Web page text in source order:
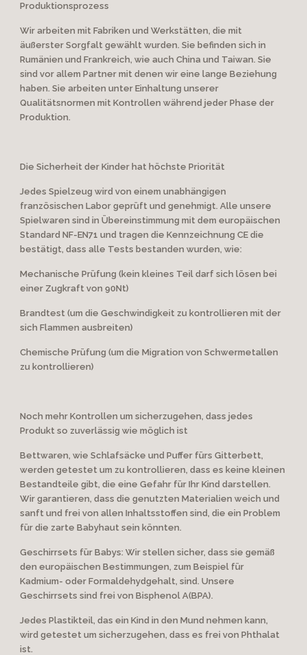
Produktionsprozess
Wir arbeiten mit Fabriken und Werkstätten, die mit
äußerster Sorgfalt gewählt wurden. Sie befinden sich in
Rumänien und Frankreich, wie auch China und Taiwan. Sie
sind vor allem Partner mit denen wir eine lange Beziehung
haben. Sie arbeiten unter Einhaltung unserer
Qualitätsnormen mit Kontrollen während jeder Phase der
Produktion.
Die Sicherheit der Kinder hat höchste Priorität
Jedes Spielzeug wird von einem unabhängigen
französischen Labor geprüft und genehmigt. Alle unsere
Spielwaren sind in Übereinstimmung mit dem europäischen
Standard NF-EN71 und tragen die Kennzeichnung CE die
bestätigt, dass alle Tests bestanden wurden, wie:
Mechanische Prüfung (kein kleines Teil darf sich lösen bei
einer Zugkraft von 90Nt)
Brandtest (um die Geschwindigkeit zu kontrollieren mit der
sich Flammen ausbreiten)
Chemische Prüfung (um die Migration von Schwermetallen
zu kontrollieren)
Noch mehr Kontrollen um sicherzugehen, dass jedes
Produkt so zuverlässig wie möglich ist
Bettwaren, wie Schlafsäcke und Puffer fürs Gitterbett,
werden getestet um zu kontrollieren, dass es keine kleinen
Bestandteile gibt, die eine Gefahr für Ihr Kind darstellen.
Wir garantieren, dass die genutzten Materialien weich und
sanft und frei von allen Inhaltsstoffen sind, die ein Problem
für die zarte Babyhaut sein könnten.
Geschirrsets für Babys: Wir stellen sicher, dass sie gemäß
den europäischen Bestimmungen, zum Beispiel für
Kadmium- oder Formaldehydgehalt, sind. Unsere
Geschirrsets sind frei von Bisphenol A(BPA).
Jedes Plastikteil, das ein Kind in den Mund nehmen kann,
wird getestet um sicherzugehen, dass es frei von Phthalat
ist.